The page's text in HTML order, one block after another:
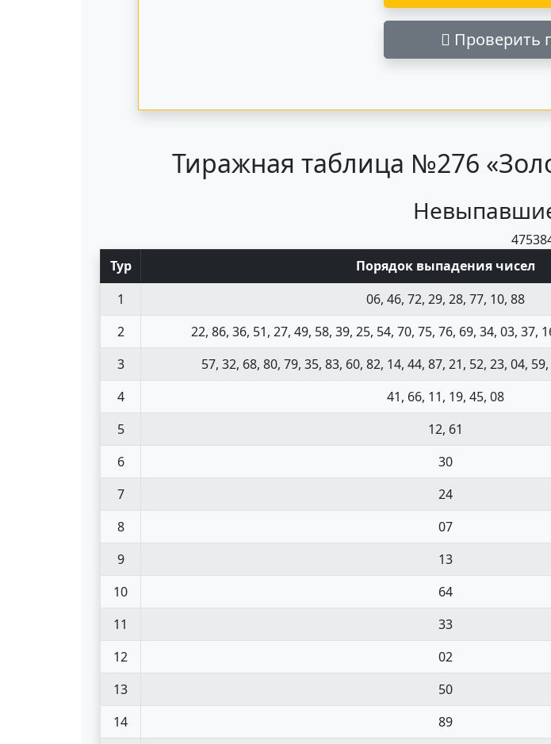
Проверить
Тиражная таблица №276
4753
Тур
Порядок выпадения чисел
1
06, 46, 72, 29, 28, 77, 10, 88
2
22, 86, 36, 51, 27, 49, 58, 39, 25, 54, 70, 75, 76, 69, 34, 03, 37,
3
57, 32, 68, 80, 79, 35, 83, 60, 82, 14, 44, 87, 21, 52, 23, 04,
4
41, 66, 11, 19, 45, 08
5
12, 61
6
30
7
24
8
07
9
13
10
64
11
33
12
02
13
50
14
89